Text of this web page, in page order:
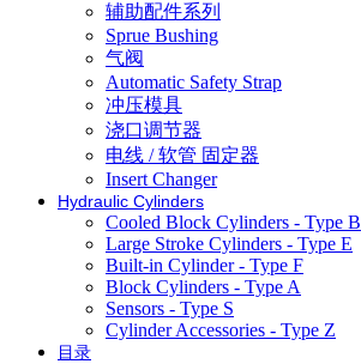
辅助配件系列
Sprue Bushing
气阀
Automatic Safety Strap
冲压模具
浇口调节器
电线 / 软管 固定器
Insert Changer
Hydraulic Cylinders
Cooled Block Cylinders - Type B
Large Stroke Cylinders - Type E
Built-in Cylinder - Type F
Block Cylinders - Type A
Sensors - Type S
Cylinder Accessories - Type Z
目录